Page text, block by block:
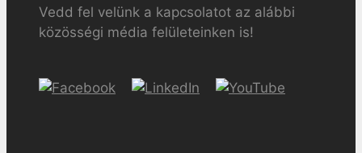
Vedd fel velünk a kapcsolatot az alábbi
közösségi média felületeinken is!